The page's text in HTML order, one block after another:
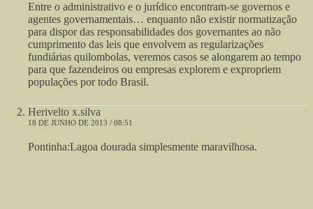
Entre o administrativo e o jurídico encontram-se governos e
agentes governamentais… enquanto não existir normatização
para dispor das responsabilidades dos governantes ao não
cumprimento das leis que envolvem as regularizações
fundiárias quilombolas, veremos casos se alongarem ao tempo
para que fazendeiros ou empresas explorem e expropriem
populações por todo Brasil.
Herivelto x.silva
18 DE JUNHO DE 2013 / 08:51
Pontinha:Lagoa dourada simplesmente maravilhosa.